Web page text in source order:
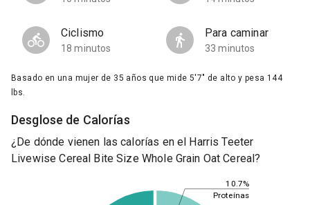
Ciclismo
18 minutos
Para caminar
33 minutos
Basado en una mujer de 35 años que mide 5'7" de alto y pesa 144
lbs.
Desglose de Calorías
¿De dónde vienen las calorías en el Harris Teeter
Livewise Cereal Bite Size Whole Grain Oat Cereal?
10.7%
Proteínas